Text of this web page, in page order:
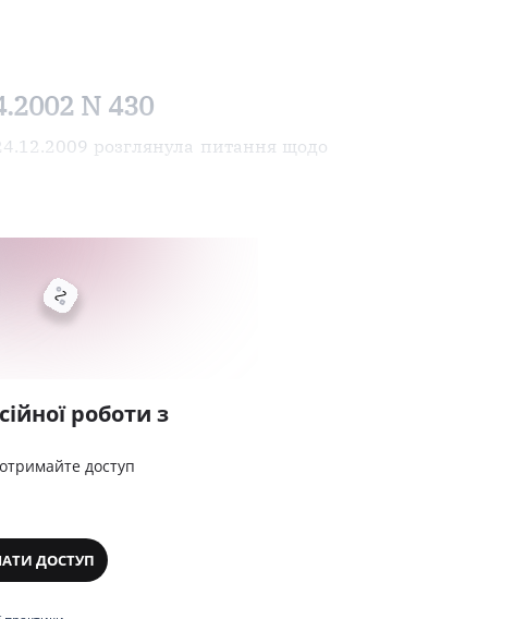
N 430
розглянула питання щодо
роботи з
доступ
ДОСТУП